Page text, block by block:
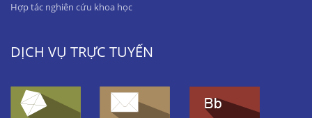
Hợp tác nghiên cứu khoa học
DỊCH VỤ TRỰC TUYẾN